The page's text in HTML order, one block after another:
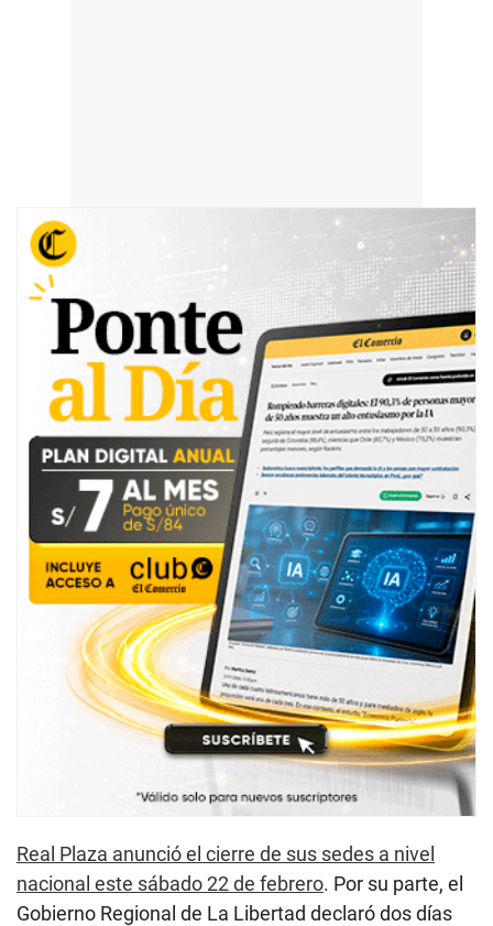
Real Plaza anunció el cierre de sus sedes a nivel
nacional este sábado 22 de febrero. Por su parte, el
Gobierno Regional de La Libertad declaró dos días